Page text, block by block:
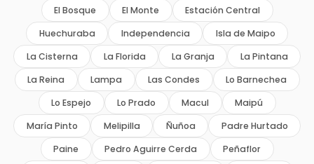
El Bosque
El Monte
Estación Central
Huechuraba
Independencia
Isla de Maipo
La Cisterna
La Florida La Granja
La Pintana
La Reina
Lampa Las Condes
Lo Barnechea
Lo Espejo
Lo Prado Macul
Maipú
María Pinto
Melipilla Ñuñoa
Padre Hurtado
Paine
Pedro Aguirre Cerda Peñaflor